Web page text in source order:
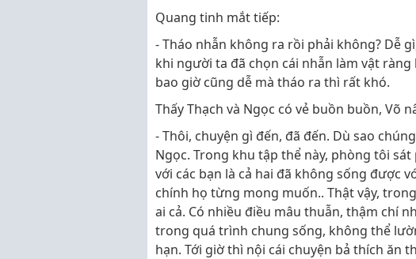
Quang tinh mắt tiếp:
- Tháo nhẫn không ra rồi phải không? Dễ
khi người ta đã chọn cái nhẫn làm vật
bao giờ cũng dễ mà tháo ra thì rất khó.
Thấy Thạch và Ngọc có vẻ buồn buồn, Võ
- Thôi, chuyện gì đến, đã đến. Dù sao
Ngọc. Trong khu tập thể này, phòng tôi
với các bạn là cả hai đã không sống được
chính họ từng mong muốn.. Thật vậy,
ai cả. Có nhiều điều mâu thuẫn, thậm chí
trong quá trình chung sống, không thể
hạn. Tới giờ thì nội cái chuyện bả thích ăn